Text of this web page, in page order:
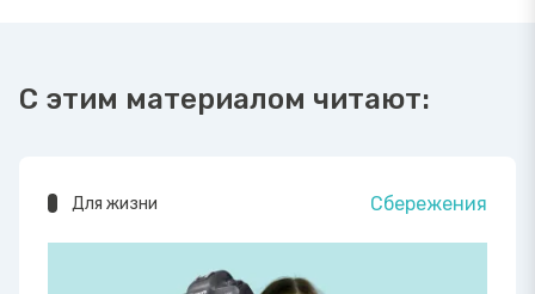
С этим материалом читают:
Для жизни Сбережения